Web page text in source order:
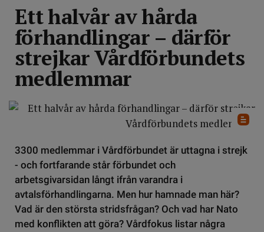
Ett halvår av hårda
förhandlingar – därför
strejkar Vårdförbundets
medlemmar
3300 medlemmar i Vårdförbundet är uttagna i strejk
- och fortfarande står förbundet och
arbetsgivarsidan långt ifrån varandra i
avtalsförhandlingarna. Men hur hamnade man här?
Vad är den största stridsfrågan? Och vad har Nato
med konflikten att göra? Vårdfokus listar några